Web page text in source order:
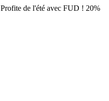
Profite de l'été avec FUD ! 20%